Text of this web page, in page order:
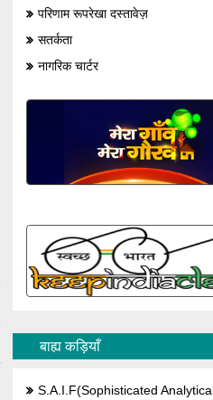
परिणाम रूपरेखा दस्तावेज़
सतर्कता
नागरिक चार्टर
बाह्य कड़ियाँ
S.A.I.F(Sophisticated Analytical